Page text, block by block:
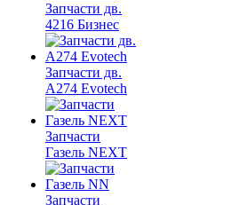
Запчасти дв.
4216 Бизнес
Запчасти дв.
A274 Evotech
Запчасти
Газель NEXT
Запчасти